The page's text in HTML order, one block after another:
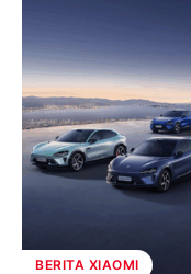
BERITA XIAOMI